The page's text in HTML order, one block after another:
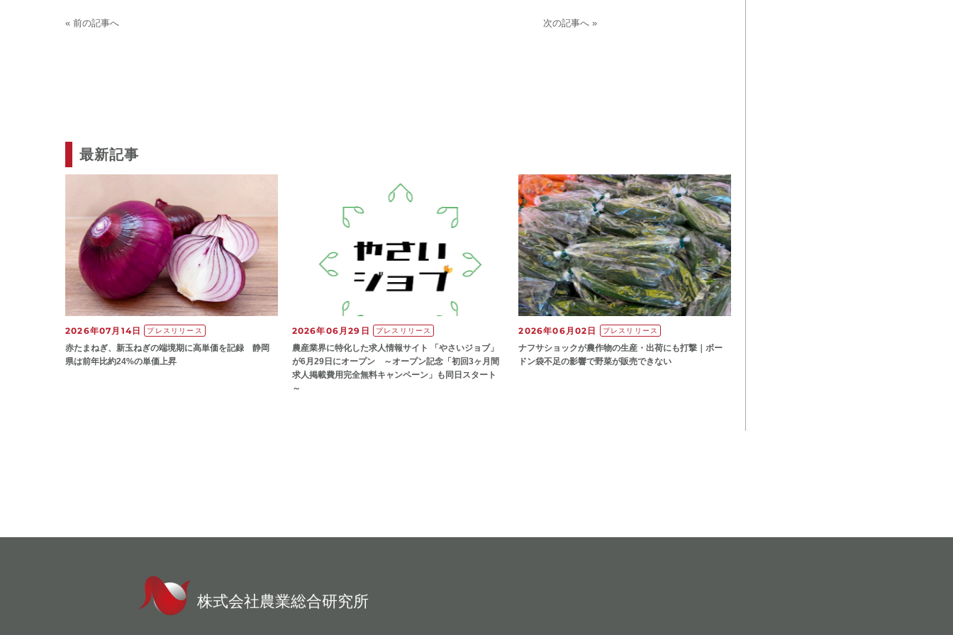
次の記事へ »
« 前の記事へ
最新記事
2026年07月14日 プレスリリース
赤たまねぎ、新玉ねぎの端境期に高単価を記録 静岡
県は前年比約24%の単価上昇
2026年06月29日 プレスリリース
農産業界に特化した求人情報サイト 「やさいジョブ」
が6月29日にオープン ～オープン記念「初回3ヶ月間
求人掲載費用完全無料キャンペーン」も同日スタート
～
2026年06月02日 プレスリリース
ナフサショックが農作物の⽣産・出荷にも打撃｜ボー
ドン袋不⾜の影響で野菜が販売できない
株式会社農業総合研究所